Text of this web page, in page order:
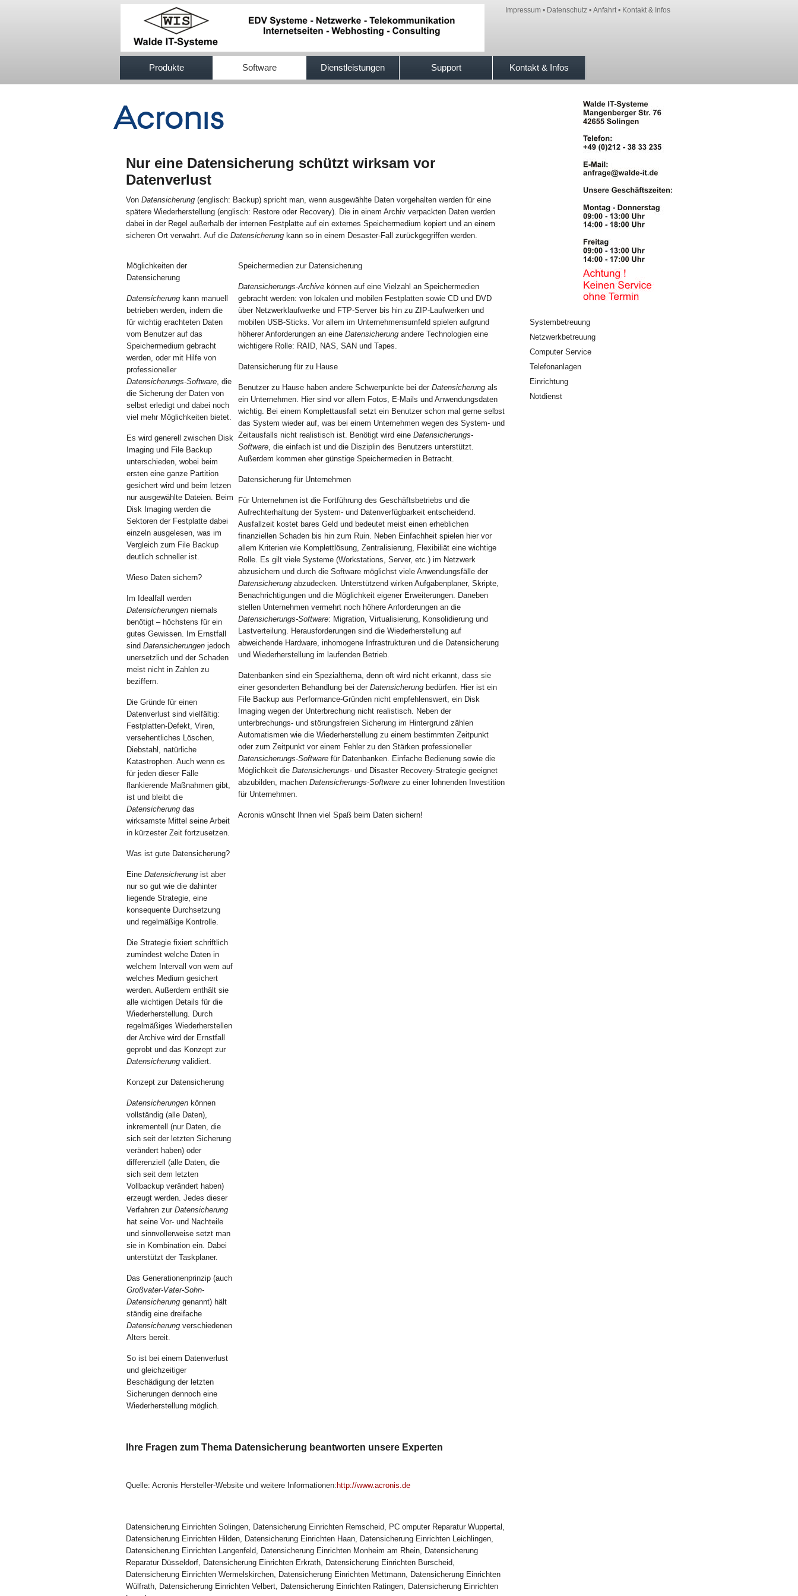
Impressum • Datenschutz • Anfahrt• Kontakt & Infos
Produkte Software Dienstleistungen Support Kontakt & Infos
Nur eine Datensicherung schützt wirksam vor
Datenverlust
Von Datensicherung (englisch: Backup) spricht man, wenn ausgewählte Daten vorgehalten werden für eine
spätere Wiederherstellung (englisch: Restore oder Recovery). Die in einem Archiv verpackten Daten werden
dabei in der Regel außerhalb der internen Festplatte auf ein externes Speichermedium kopiert und an einem
sicheren Ort verwahrt. Auf die Datensicherung kann so in einem Desaster-Fall zurückgegriffen werden.
Möglichkeiten der
Datensicherung
Datensicherung kann manuell
betrieben werden, indem die
für wichtig erachteten Daten
vom Benutzer auf das
Speichermedium gebracht
werden, oder mit Hilfe von
professioneller
Datensicherungs-Software, die
die Sicherung der Daten von
selbst erledigt und dabei noch
viel mehr Möglichkeiten bietet.
Es wird generell zwischen Disk
Imaging und File Backup
unterschieden, wobei beim
ersten eine ganze Partition
gesichert wird und beim letzen
nur ausgewählte Dateien. Beim
Disk Imaging werden die
Sektoren der Festplatte dabei
einzeln ausgelesen, was im
Vergleich zum File Backup
deutlich schneller ist.
Wieso Daten sichern?
Im Idealfall werden
Datensicherungen niemals
benötigt – höchstens für ein
gutes Gewissen. Im Ernstfall
sind Datensicherungen jedoch
unersetzlich und der Schaden
meist nicht in Zahlen zu
beziffern.
Die Gründe für einen
Datenverlust sind vielfältig:
Festplatten-Defekt, Viren,
versehentliches Löschen,
Diebstahl, natürliche
Katastrophen. Auch wenn es
für jeden dieser Fälle
flankierende Maßnahmen gibt,
ist und bleibt die
Datensicherung das
wirksamste Mittel seine Arbeit
in kürzester Zeit fortzusetzen.
Was ist gute Datensicherung?
Eine Datensicherung ist aber
nur so gut wie die dahinter
liegende Strategie, eine
konsequente Durchsetzung
und regelmäßige Kontrolle.
Die Strategie fixiert schriftlich
zumindest welche Daten in
welchem Intervall von wem auf
welches Medium gesichert
werden. Außerdem enthält sie
alle wichtigen Details für die
Wiederherstellung. Durch
regelmäßiges Wiederherstellen
der Archive wird der Ernstfall
geprobt und das Konzept zur
Datensicherung validiert.
Konzept zur Datensicherung
Datensicherungen können
vollständig (alle Daten),
inkrementell (nur Daten, die
sich seit der letzten Sicherung
verändert haben) oder
differenziell (alle Daten, die
sich seit dem letzten
Vollbackup verändert haben)
erzeugt werden. Jedes dieser
Verfahren zur Datensicherung
hat seine Vor- und Nachteile
und sinnvollerweise setzt man
sie in Kombination ein. Dabei
unterstützt der Taskplaner.
Das Generationenprinzip (auch
Großvater-Vater-Sohn-
Datensicherung genannt) hält
ständig eine dreifache
Datensicherung verschiedenen
Alters bereit.
So ist bei einem Datenverlust
und gleichzeitiger
Beschädigung der letzten
Sicherungen dennoch eine
Wiederherstellung möglich.
Speichermedien zur Datensicherung
Datensicherungs-Archive können auf eine Vielzahl an Speichermedien
gebracht werden: von lokalen und mobilen Festplatten sowie CD und DVD
über Netzwerklaufwerke und FTP-Server bis hin zu ZIP-Laufwerken und
mobilen USB-Sticks. Vor allem im Unternehmensumfeld spielen aufgrund
höherer Anforderungen an eine Datensicherung andere Technologien eine
wichtigere Rolle: RAID, NAS, SAN und Tapes.
Datensicherung für zu Hause
Benutzer zu Hause haben andere Schwerpunkte bei der Datensicherung als
ein Unternehmen. Hier sind vor allem Fotos, E-Mails und Anwendungsdaten
wichtig. Bei einem Komplettausfall setzt ein Benutzer schon mal gerne selbst
das System wieder auf, was bei einem Unternehmen wegen des System- und
Zeitausfalls nicht realistisch ist. Benötigt wird eine Datensicherungs-
Software, die einfach ist und die Disziplin des Benutzers unterstützt.
Außerdem kommen eher günstige Speichermedien in Betracht.
Datensicherung für Unternehmen
Für Unternehmen ist die Fortführung des Geschäftsbetriebs und die
Aufrechterhaltung der System- und Datenverfügbarkeit entscheidend.
Ausfallzeit kostet bares Geld und bedeutet meist einen erheblichen
finanziellen Schaden bis hin zum Ruin. Neben Einfachheit spielen hier vor
allem Kriterien wie Komplettlösung, Zentralisierung, Flexibiliät eine wichtige
Rolle. Es gilt viele Systeme (Workstations, Server, etc.) im Netzwerk
abzusichern und durch die Software möglichst viele Anwendungsfälle der
Datensicherung abzudecken. Unterstützend wirken Aufgabenplaner, Skripte,
Benachrichtigungen und die Möglichkeit eigener Erweiterungen. Daneben
stellen Unternehmen vermehrt noch höhere Anforderungen an die
Datensicherungs-Software: Migration, Virtualisierung, Konsolidierung und
Lastverteilung. Herausforderungen sind die Wiederherstellung auf
abweichende Hardware, inhomogene Infrastrukturen und die Datensicherung
und Wiederherstellung im laufenden Betrieb.
Datenbanken sind ein Spezialthema, denn oft wird nicht erkannt, dass sie
einer gesonderten Behandlung bei der Datensicherung bedürfen. Hier ist ein
File Backup aus Performance-Gründen nicht empfehlenswert, ein Disk
Imaging wegen der Unterbrechung nicht realistisch. Neben der
unterbrechungs- und störungsfreien Sicherung im Hintergrund zählen
Automatismen wie die Wiederherstellung zu einem bestimmten Zeitpunkt
oder zum Zeitpunkt vor einem Fehler zu den Stärken professioneller
Datensicherungs-Software für Datenbanken. Einfache Bedienung sowie die
Möglichkeit die Datensicherungs- und Disaster Recovery-Strategie geeignet
abzubilden, machen Datensicherungs-Software zu einer lohnenden Investition
für Unternehmen.
Acronis wünscht Ihnen viel Spaß beim Daten sichern!
Ihre Fragen zum Thema Datensicherung beantworten unsere Experten
Quelle: Acronis Hersteller-Website und weitere Informationen: http://www.acronis.de
Datensicherung Einrichten Solingen, Datensicherung Einrichten Remscheid, PC omputer Reparatur Wuppertal,
Datensicherung Einrichten Hilden, Datensicherung Einrichten Haan, Datensicherung Einrichten Leichlingen,
Datensicherung Einrichten Langenfeld, Datensicherung Einrichten Monheim am Rhein, Datensicherung
Reparatur Düsseldorf, Datensicherung Einrichten Erkrath, Datensicherung Einrichten Burscheid,
Datensicherung Einrichten Wermelskirchen, Datensicherung Einrichten Mettmann, Datensicherung Einrichten
Wülfrath, Datensicherung Einrichten Velbert, Datensicherung Einrichten Ratingen, Datensicherung Einrichten
Systembetreuung
Netzwerkbetreuung
Computer Service
Telefonanlagen
Einrichtung
Notdienst